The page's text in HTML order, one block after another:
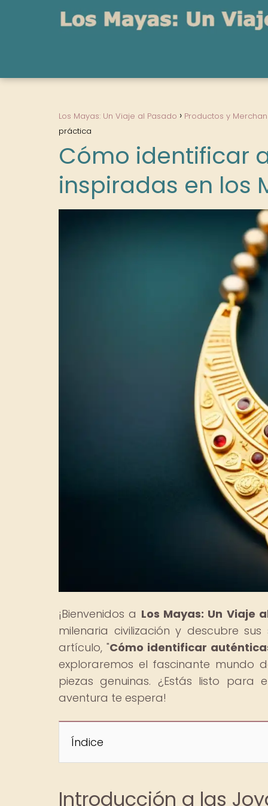
Los Mayas: Un Viaje al Pasado
Productos y
práctica
Cómo identificar
inspiradas en los
¡Bienvenidos a Los Mayas: Un Viaje
milenaria civilización y descubre
artículo, "Cómo identificar
exploraremos el fascinante mundo
piezas genuinas. ¿Estás listo para
aventura te espera!
Índice
Introducción a las